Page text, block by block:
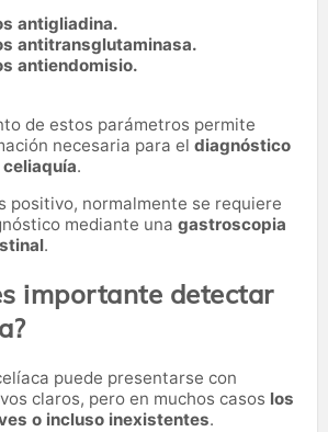
antigliadina.
antitransglutaminasa.
antiendomisio.
de estos parámetros permite
necesaria para el diagnóstico
.
positivo, normalmente se requiere
mediante una gastroscopia
.
importante detectar
puede presentarse con
claros, pero en muchos casos los
o incluso inexistentes.